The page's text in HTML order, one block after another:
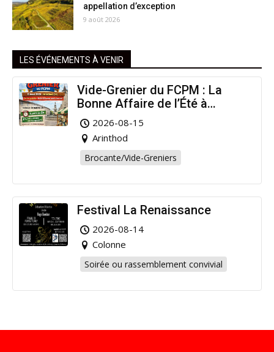
appellation d’exception
9 août 2026
LES ÉVÉNEMENTS À VENIR
Vide-Grenier du FCPM : La
Bonne Affaire de l’Été à
Arinthod !
2026-08-15
Arinthod
Brocante/Vide-Greniers
Festival La Renaissance
2026-08-14
Colonne
Soirée ou rassemblement convivial